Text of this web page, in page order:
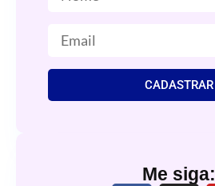
CADASTRAR
Me siga: